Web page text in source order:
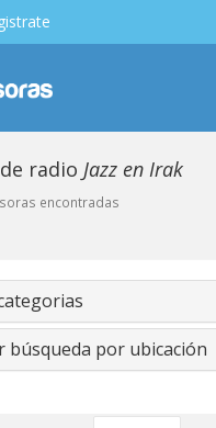
radio Jazz en Irak
encontradas
búsqueda por ubicación